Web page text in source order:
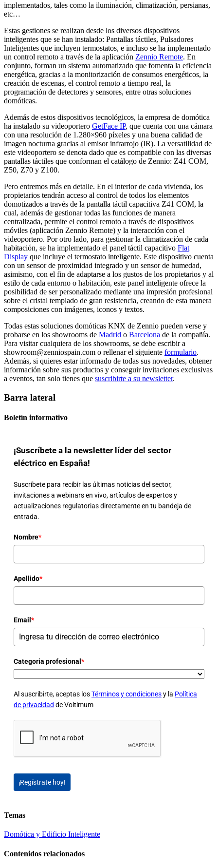
implementados, tales como la iluminación, climatización, persianas,
etc…
Estas gestiones se realizan desde los diversos dispositivos
inteligentes que se han instalado: Pantallas táctiles, Pulsadores
Inteligentes que incluyen termostatos, e incluso se ha implementado
un control remoto a través de la aplicación Zennio Remote. En
conjunto, forman un sistema automatizado que fomenta la eficiencia
energética, gracias a la monitorización de consumos energéticos, la
creación de escenas, el control remoto a tiempo real, la
programación de detectores y sensores, entre otras soluciones
domóticas.
Además de estos dispositivos tecnológicos, la empresa de domótica
ha instalado su videoportero GetFace IP, que cuenta con una cámara
con una resolución de 1.280×960 píxeles y una buena calidad de
imagen nocturna gracias al emisor infrarrojo (IR). La versatilidad de
este videoportero se denota dado que es compatible con las diversas
pantallas táctiles que conforman el catálogo de Zennio: Z41 COM,
Z50, Z70 y Z100.
Pero entremos más en detalle. En el interior de cada vivienda, los
propietarios tendrán acceso al control de todos los elementos
domotizados a través de la pantalla táctil capacitiva Z41 COM, la
cual, además de gestionar todas las funciones de manera
centralizada, permite el control remoto a través de dispositivos
móviles (aplicación Zennio Remote) y la interacción con el
videoportero. Por otro lado, para gestionar la climatización de cada
habitación, se ha implementado el panel táctil capacitivo Flat
Display que incluye el termostato inteligente. Este dispositivo cuenta
con un sensor de proximidad integrado y un sensor de humedad,
asimismo, con el fin de adaptarse a los gustos de los propietarios y al
estilo de cada entorno o habitación, este panel inteligente ofrece la
posibilidad de ser personalizado mediante una impresión profesional
sobre el cristal templado de gran resistencia, creando de esta manera
composiciones con imágenes, iconos y textos.
Todas estas soluciones domóticas KNX de Zennio pueden verse y
probarse en los showrooms de Madrid o Barcelona de la compañía.
Para visitar cualquiera de los showrooms, se debe escribir a
showroom@zenniospain.com o rellenar el siguiente formulario.
Además, si quieres estar informado de todas sus novedades, obtener
información sobre sus productos y conseguir invitaciones exclusivas
a eventos, tan solo tienes que suscribirte a su newsletter.
Barra lateral
Boletín informativo
¡Suscríbete a la newsletter líder del sector
eléctrico en España!
Suscríbete para recibir las últimas noticias del sector,
invitaciones a webinars en vivo, artículos de expertos y
actualizaciones regulatorias directamente en tu bandeja de
entrada.
Nombre*
Apellido*
Email *
Categoria profesional *
Al suscribirte, aceptas losTérminos y condicionesy la Política
de privacidad de Voltimum
¡Regístrate hoy!
Temas
Domótica y Edificio Inteligente
Contenidos relacionados